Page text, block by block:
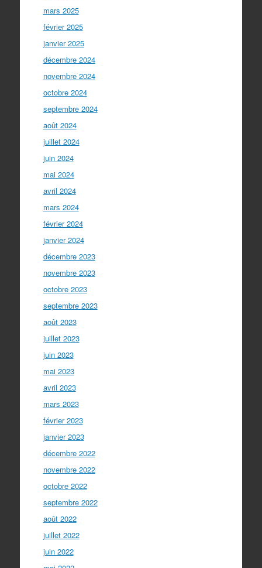
mars 2025
février 2025
janvier 2025
décembre 2024
novembre 2024
octobre 2024
septembre 2024
août 2024
juillet 2024
juin 2024
mai 2024
avril 2024
mars 2024
février 2024
janvier 2024
décembre 2023
novembre 2023
octobre 2023
septembre 2023
août 2023
juillet 2023
juin 2023
mai 2023
avril 2023
mars 2023
février 2023
janvier 2023
décembre 2022
novembre 2022
octobre 2022
septembre 2022
août 2022
juillet 2022
juin 2022